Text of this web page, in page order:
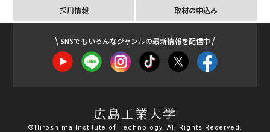
採用情報 取材の申込み
SNSでもいろんなジャンルの最新情報を配信中
広島工業大学
©Hiroshima Institute of Technology. All Rights Reserved.